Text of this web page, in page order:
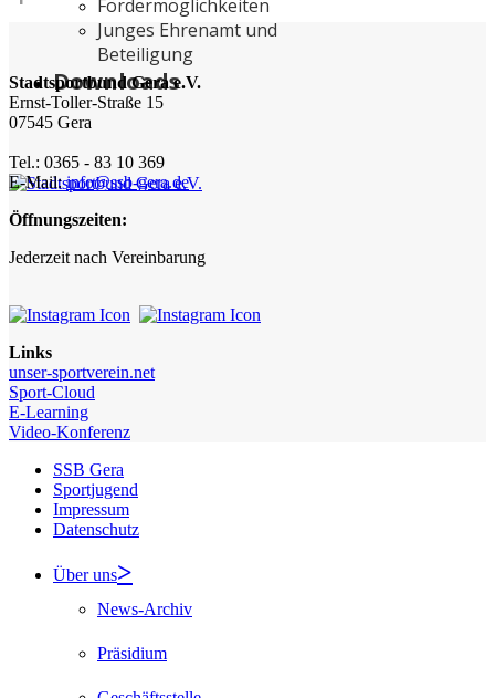
Fördermöglichkeiten
Junges Ehrenamt und
Beteiligung
Downloads
Stadtsportbund Gera e.V.
Ernst-Toller-Straße 15
07545 Gera
Tel.: 0365 - 83 10 369
E-Mail:info@ssb-gera.de
Öffnungszeiten:
Jederzeit nach Vereinbarung
Links
unser-sportverein.net
Sport-Cloud
E-Learning
Video-Konferenz
SSB Gera
Sportjugend
Impressum
Datenschutz
Über uns
News-Archiv
Präsidium